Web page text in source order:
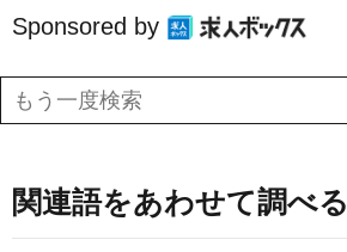
Sponsored by
関連語をあわせて調べる